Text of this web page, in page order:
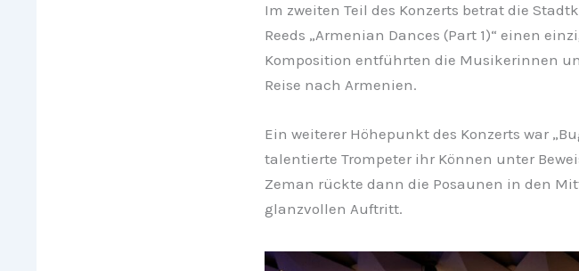
Im zweiten Teil des Konzerts betrat die
Reeds „Armenian Dances (Part 1)“ einen
Komposition entführten die Musikerinnen
Reise nach Armenien.
Ein weiterer Höhepunkt des Konzerts war
talentierte Trompeter ihr Können unter
Zeman rückte dann die Posaunen in den
glanzvollen Auftritt.